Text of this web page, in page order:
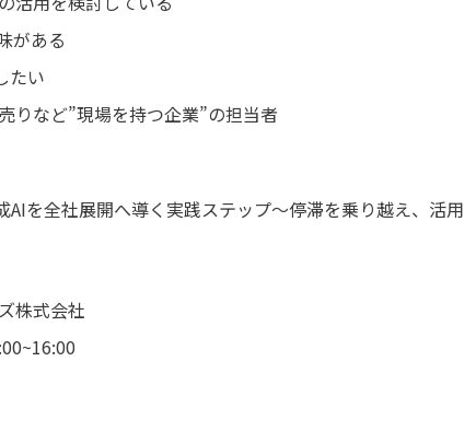
がある
たい
りなど”現場を持つ企業”の担当者
を全社展開へ導く実践ステップ〜停滞を乗り越え、活用
株式会社